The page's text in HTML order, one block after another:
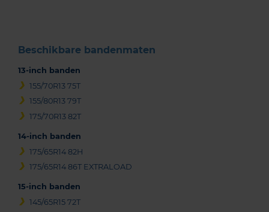
Beschikbare bandenmaten
13-inch banden
155/70R13 75T
155/80R13 79T
175/70R13 82T
14-inch banden
175/65R14 82H
175/65R14 86T EXTRALOAD
15-inch banden
145/65R15 72T